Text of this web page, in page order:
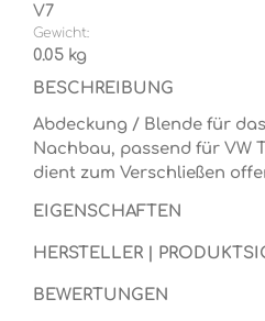
V7
Gewicht:
0.05 kg
BESCHREIBUNG
Abdeckung / Blende für
Nachbau, passend für VW
dient zum Verschließen
EIGENSCHAFTEN
HERSTELLER |
BEWERTUNGEN